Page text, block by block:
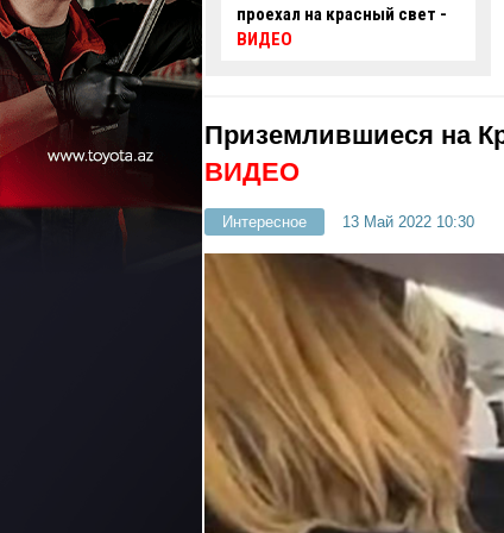
на красный свет -
автомобиль упал в
нефтяную скважину -
Приземлившиеся на
ВИДЕО
Интересное 13 Май 2022 10:30